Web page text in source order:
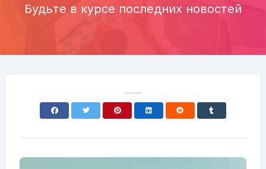
Будьте в курсе последних новостей